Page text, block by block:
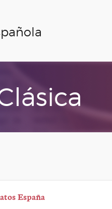
España